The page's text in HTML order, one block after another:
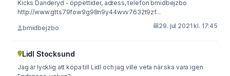
Kicks Danderyd - öppettider, adress, telefon bmidbejzbo
http://www.gtts79fow9g98n9y44wvv7632t9zf...
bmidbejzbo 29. jul 2021 kl. 17:45
Lidl Stocksund
Jag är lycklig att köpa till Lidl och jag ville veta när ska vara igen